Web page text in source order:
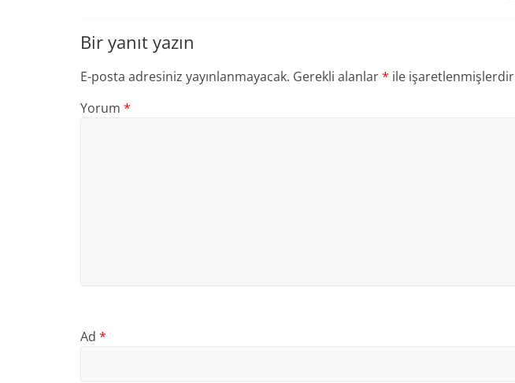
Bir yanıt yazın
E-posta adresiniz yayınlanmayacak. Gerekli alanlar* ile işaretlenmişlerdir
Yorum *
Ad *